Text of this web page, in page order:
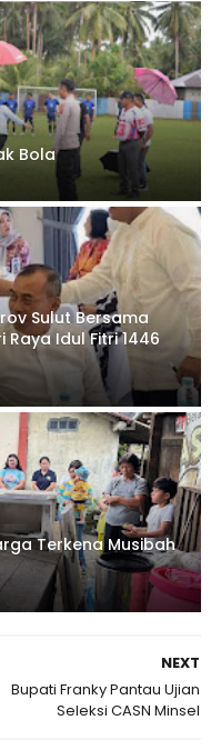
Bola
Sulut Bersama
Idul Fitri 1446
Terkena Musibah
NEXT
Bupati Franky Pantau Ujian
Seleksi CASN Minsel